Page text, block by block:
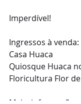
Imperdível!
Ingressos à venda:
Casa Huaca
Quiosque Huaca
Floricultura Flor